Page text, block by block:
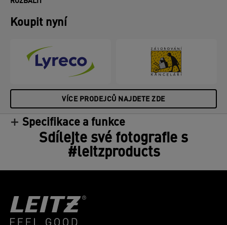
Koupit nyní
VÍCE PRODEJCŮ NAJDETE ZDE
Specifikace a funkce
Sdílejte své fotografie s
#leitzproducts